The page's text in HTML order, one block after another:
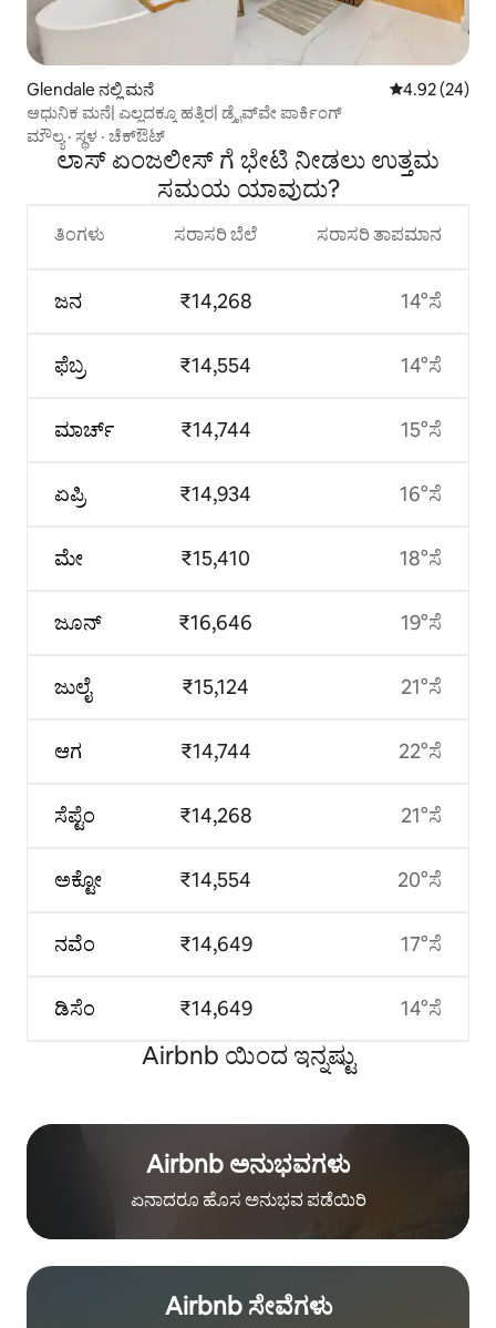
Glendale ನಲ್ಲಿ ಮನೆ 5 ರಲ್ಲಿ 4.92
4.92 (24)
ಆಧುನಿಕ ಮನೆ| ಎಲ್ಲದಕ್ಕೂ ಹತ್ತಿರ| ಡ್ರೈವ್‌ವೇ ಪಾರ್ಕಿಂಗ್
ಮೌಲ್ಯ· ಸ್ಥಳ · ಚೆಕ್‌ಔಟ್
ಲಾಸ್ ಏಂಜಲೀಸ್ ಗೆ ಭೇಟಿ ನೀಡಲು ಉತ್ತಮ
ಸಮಯ ಯಾವುದು?
ತಿಂಗಳು
ಜನ
ಫೆಬ್ರ
ಮಾರ್ಚ್
ಏಪ್ರಿ
ಮೇ
ಜೂನ್
ಜುಲೈ
ಆಗ
ಸೆಪ್ಟೆಂ
ಅಕ್ಟೋ
ನವೆಂ
ಡಿಸೆಂ
ಸರಾಸರಿ ಬೆಲೆ
₹14,268
₹14,554
₹14,744
₹14,934
₹15,410
₹16,646
₹15,124
₹14,744
₹14,268
₹14,554
₹14,649
₹14,649
ಸರಾಸರಿ ತಾಪಮಾನ
14°ಸೆ
14°ಸೆ
15°ಸೆ
16°ಸೆ
18°ಸೆ
19°ಸೆ
21°ಸೆ
22°ಸೆ
21°ಸೆ
20°ಸೆ
17°ಸೆ
14°ಸೆ
Airbnb ಯಿಂದ ಇನ್ನಷ್ಟು
Airbnb ಅನುಭವಗಳು
ಏನಾದರೂ ಹೊಸ ಅನುಭವ ಪಡೆಯಿರಿ
Airbnb ಸೇವೆಗಳು